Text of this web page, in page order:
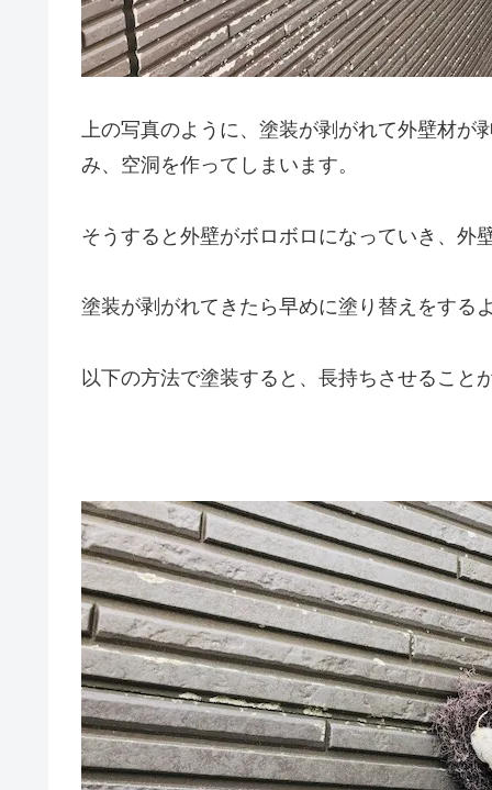
上の写真のように、塗装が剥がれて外壁材が
み、空洞を作ってしまいます。
そうすると外壁がボロボロになっていき、外
塗装が剥がれてきたら早めに塗り替えをする
以下の方法で塗装すると、長持ちさせること